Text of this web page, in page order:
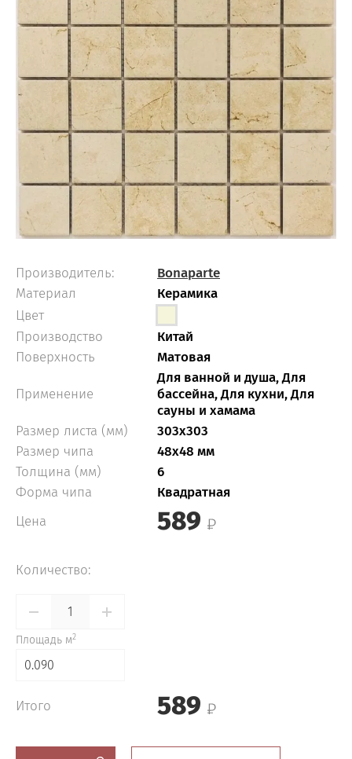
Производитель:
Bonaparte
Материал
Керамика
Цвет
Производство
Китай
Поверхность
Матовая
Применение
Для ванной и душа, Для
бассейна, Для кухни, Для
сауны и хамама
Размер листа (мм)
303x303
Размер чипа
48x48 мм
Толщина (мм)
6
Форма чипа
Квадратная
Цена
589
Количество:
Площадь м2
0.090
Итого 589